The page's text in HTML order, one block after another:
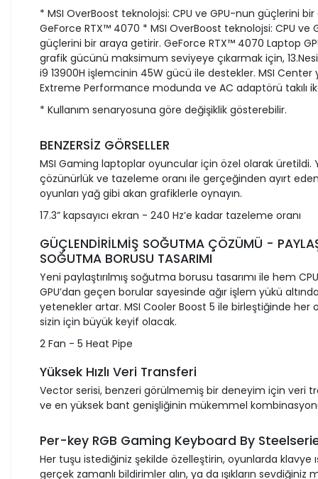
* MSI OverBoost teknolojsi: CPU ve GPU-nun güçlerini
GeForce RTX™ 4070 * MSI OverBoost teknolojsi: CPU ve
güçlerini bir araya getirir. GeForce RTX™ 4070 Laptop
grafik gücünü maksimum seviyeye çıkarmak için,
i9 13900H işlemcinin 45W gücü ile destekler. MSI Center
Extreme Performance modunda ve AC adaptörü takılı
* Kullanım senaryosuna göre değişiklik gösterebilir.
BENZERSİZ GÖRSELLER
MSI Gaming laptoplar oyuncular için özel olarak üretildi.
çözünürlük ve tazeleme oranı ile gerçeğinden ayırt
oyunları yağ gibi akan grafiklerle oynayın.
17.3” kapsayıcı ekran - 240 Hz’e kadar tazeleme oranı
GÜÇLENDİRİLMİŞ SOĞUTMA ÇÖZÜMÜ -
SOĞUTMA BORUSU TASARIMI
Yeni paylaştırılmış soğutma borusu tasarımı ile hem
GPU’dan geçen borular sayesinde ağır işlem yükü
yetenekler artar. MSI Cooler Boost 5 ile birleştiğinde her
sizin için büyük keyif olacak.
2 Fan - 5 Heat Pipe
Yüksek Hızlı Veri Transferi
Vector serisi, benzeri görülmemiş bir deneyim için veri
ve en yüksek bant genişliğinin mükemmel
Per-key RGB Gaming Keyboard By
Her tuşu istediğiniz şekilde özelleştirin, oyunlarda klavye
gerçek zamanlı bildirimler alın, ya da ışıkların sevdiğiniz